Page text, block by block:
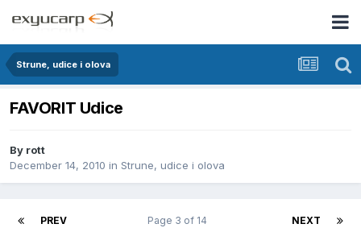
Strune, udice i olova
FAVORIT Udice
By rott
December 14, 2010 in Strune, udice i olova
PREV NEXT
Page 3 of 14